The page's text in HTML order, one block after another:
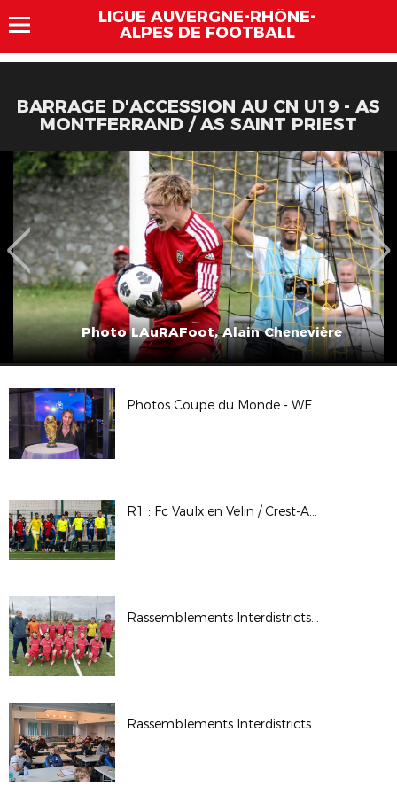
LIGUE AUVERGNE-RHÔNE-
ALPES DE FOOTBALL
BARRAGE D'ACCESSION AU CN U19 - AS
MONTFERRAND / AS SAINT PRIEST
Photo LAuRAFoot, Alain Chenevière
Photos Coupe du Monde - WE des Bénévoles à Clairefontaine - Mars 2026
R1 : Fc Vaulx en Velin / Crest-Aouste
Rassemblements Interdistricts U13F - Fév. 2026
Rassemblements Interdistricts arbitres - Déc. 2025